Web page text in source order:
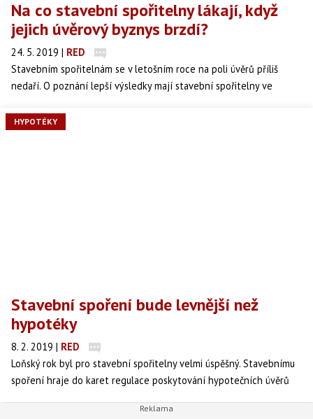
Na co stavební spořitelny lákají, když
jejich úvěrový byznys brzdí?
24. 5. 2019 | RED
Stavebním spořitelnám se v letošním roce na poli úvěrů příliš
nedaří. O poznání lepší výsledky mají stavební spořitelny ve
jejich úvěrový byznys brzdí?
HYPOTÉKY
Stavební spoření bude levnější než
hypotéky
8. 2. 2019 | RED
Loňský rok byl pro stavební spořitelny velmi úspěšný. Stavebnímu
spoření hraje do karet regulace poskytování hypotečních úvěrů